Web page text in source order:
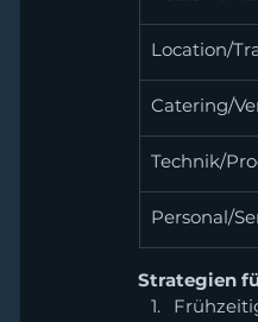
Location/
Catering/
Technik/
Personal/
Strategien